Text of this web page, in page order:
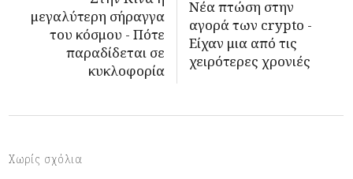
μεγαλύτερη σήραγγα
του κόσμου - Πότε
παραδίδεται σε
κυκλοφορία
Νέα πτώση στην
αγορά των crypto -
Είχαν μια από τις
χειρότερες χρονιές
Χωρίς σχόλια